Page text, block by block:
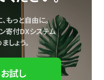
もっと自由に。
寄付DXシステム
しょう。
試し